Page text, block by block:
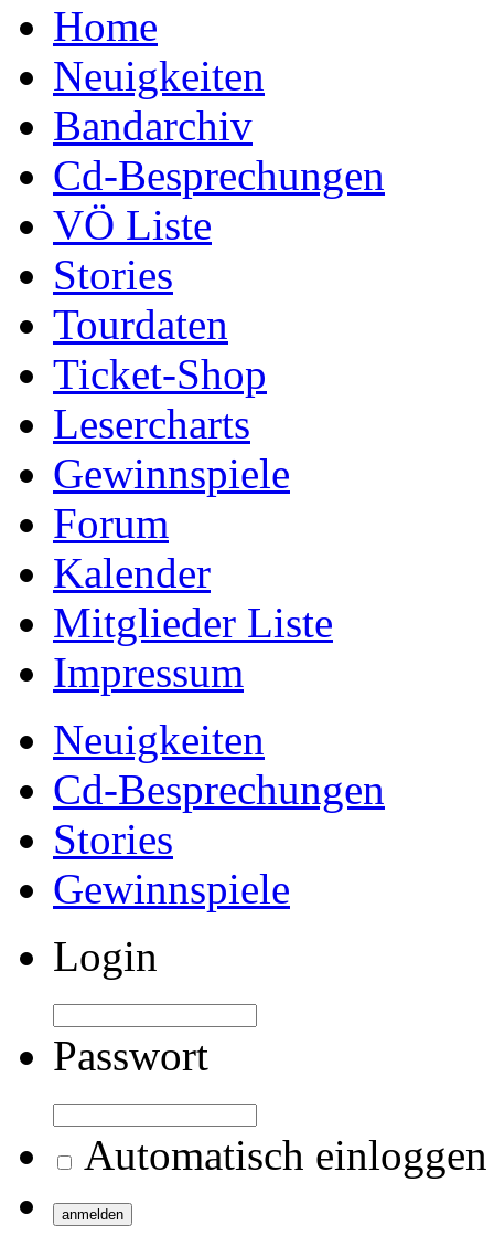
Home
Neuigkeiten
Bandarchiv
Cd-Besprechungen
VÖ Liste
Stories
Tourdaten
Ticket-Shop
Lesercharts
Gewinnspiele
Forum
Kalender
Mitglieder Liste
Impressum
Neuigkeiten
Cd-Besprechungen
Stories
Gewinnspiele
Login
Passwort
Automatisch einloggen